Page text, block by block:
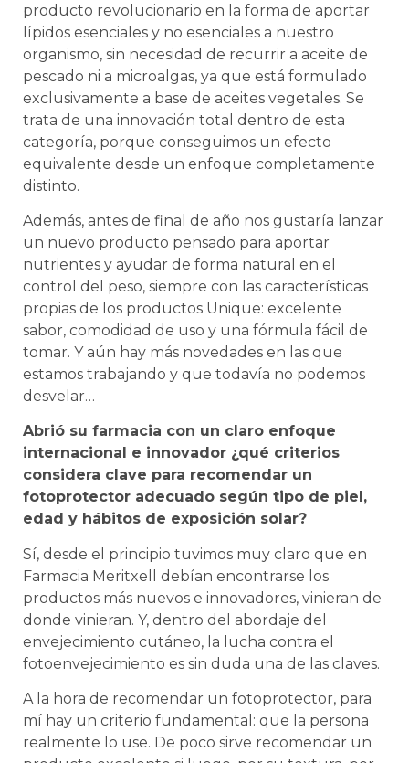
producto revolucionario en la forma de aportar
lípidos esenciales y no esenciales a nuestro
organismo, sin necesidad de recurrir a aceite de
pescado ni a microalgas, ya que está formulado
exclusivamente a base de aceites vegetales. Se
trata de una innovación total dentro de esta
categoría, porque conseguimos un efecto
equivalente desde un enfoque completamente
distinto.
Además, antes de final de año nos gustaría lanzar
un nuevo producto pensado para aportar
nutrientes y ayudar de forma natural en el
control del peso, siempre con las características
propias de los productos Unique: excelente
sabor, comodidad de uso y una fórmula fácil de
tomar. Y aún hay más novedades en las que
estamos trabajando y que todavía no podemos
desvelar…
Abrió su farmacia con un claro enfoque
internacional e innovador ¿qué criterios
considera clave para recomendar un
fotoprotector adecuado según tipo de piel,
edad y hábitos de exposición solar?
Sí, desde el principio tuvimos muy claro que en
Farmacia Meritxell debían encontrarse los
productos más nuevos e innovadores, vinieran de
donde vinieran. Y, dentro del abordaje del
envejecimiento cutáneo, la lucha contra el
fotoenvejecimiento es sin duda una de las claves.
A la hora de recomendar un fotoprotector, para
mí hay un criterio fundamental: que la persona
realmente lo use. De poco sirve recomendar un